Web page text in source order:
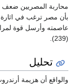
محاربة المصريين ضعف
بأن مصر ترغب في
عاصمته وأرسل قوة
(239).
تحليل
والواقع أن هزيمة